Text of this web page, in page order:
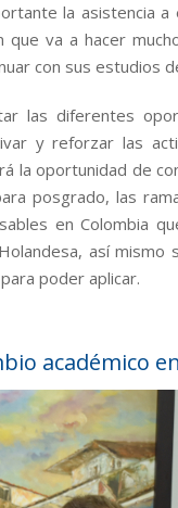
la asistencia
va a hacer
con sus estudios
las diferentes
y reforzar las
la oportunidad de
posgrado, las
en Colombia
así mismo
poder aplicar.
académico